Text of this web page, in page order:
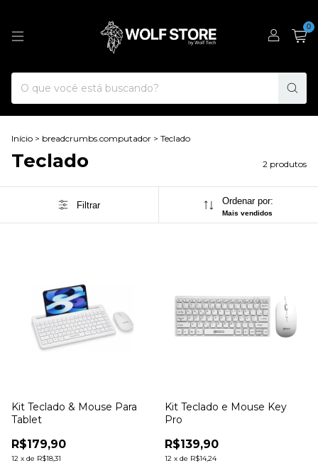
0
Início > breadcrumbs.computador > Teclado
Teclado 2 produtos
Filtrar Ordenar por:
Mais vendidos
Kit Teclado & Mouse Para
Tablet
R$179,90
12 x de R$18,31
Kit Teclado e Mouse Key
Pro
R$139,90
12 x de R$14,24